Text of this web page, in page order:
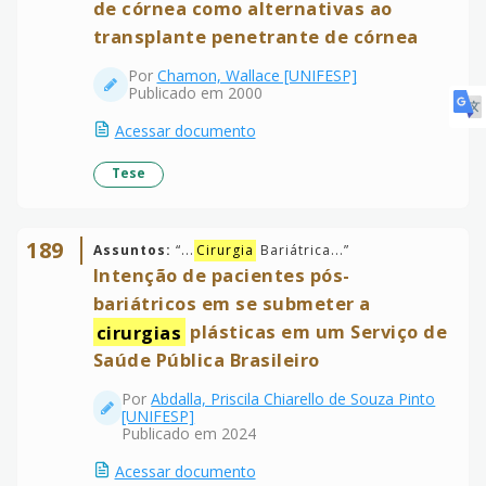
de córnea como alternativas ao
transplante penetrante de córnea
Por Chamon, Wallace [UNIFESP]
Publicado em 2000
Acessar documento
Tese
189 Assuntos: “... Cirurgia Bariátrica...”
Intenção de pacientes pós-
bariátricos em se submeter a
cirurgias plásticas em um Serviço de
Saúde Pública Brasileiro
Por Abdalla, Priscila Chiarello de Souza Pinto
[UNIFESP]
Publicado em 2024
Acessar documento